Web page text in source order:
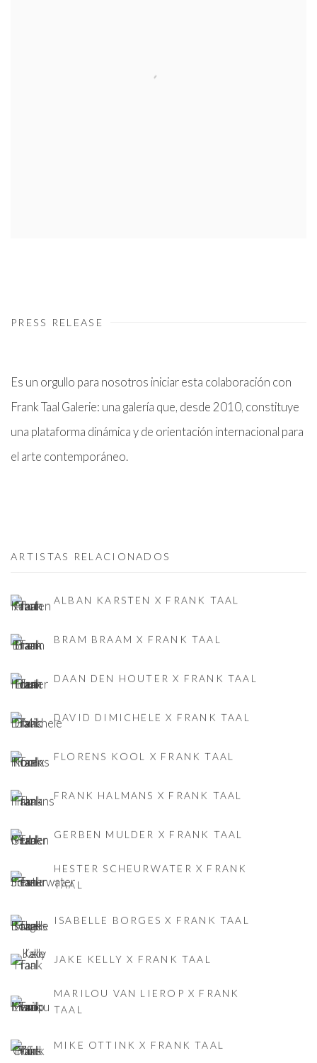
PRESS RELEASE
Es un orgullo para nosotros iniciar esta colaboración con
Frank Taal Galerie: una galería que, desde 2010, constituye
una plataforma dinámica y de orientación internacional para
el arte contemporáneo.
ARTISTAS RELACIONADOS
ALBAN KARSTEN X FRANK TAAL
BRAM BRAAM X FRANK TAAL
DAAN DEN HOUTER X FRANK TAAL
DAVID DIMICHELE X FRANK TAAL
FLORENS KOOL X FRANK TAAL
FRANK HALMANS X FRANK TAAL
GERBEN MULDER X FRANK TAAL
HESTER SCHEURWATER X FRANK
TAAL
ISABELLE BORGES X FRANK TAAL
JAKE KELLY X FRANK TAAL
MARILOU VAN LIEROP X FRANK
TAAL
MIKE OTTINK X FRANK TAAL